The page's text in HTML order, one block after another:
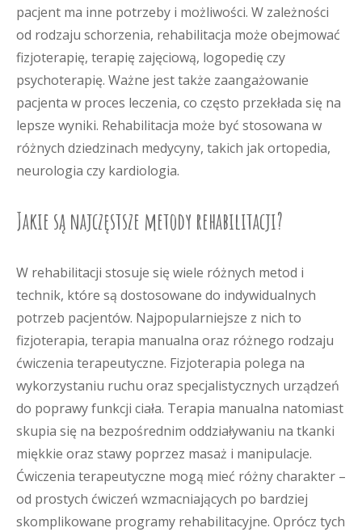
pacjent ma inne potrzeby i możliwości. W zależności
od rodzaju schorzenia, rehabilitacja może obejmować
fizjoterapię, terapię zajęciową, logopedię czy
psychoterapię. Ważne jest także zaangażowanie
pacjenta w proces leczenia, co często przekłada się na
lepsze wyniki. Rehabilitacja może być stosowana w
różnych dziedzinach medycyny, takich jak ortopedia,
neurologia czy kardiologia.
Jakie są najczęstsze metody rehabilitacji?
W rehabilitacji stosuje się wiele różnych metod i
technik, które są dostosowane do indywidualnych
potrzeb pacjentów. Najpopularniejsze z nich to
fizjoterapia, terapia manualna oraz różnego rodzaju
ćwiczenia terapeutyczne. Fizjoterapia polega na
wykorzystaniu ruchu oraz specjalistycznych urządzeń
do poprawy funkcji ciała. Terapia manualna natomiast
skupia się na bezpośrednim oddziaływaniu na tkanki
miękkie oraz stawy poprzez masaż i manipulacje.
Ćwiczenia terapeutyczne mogą mieć różny charakter –
od prostych ćwiczeń wzmacniających po bardziej
skomplikowane programy rehabilitacyjne. Oprócz tych